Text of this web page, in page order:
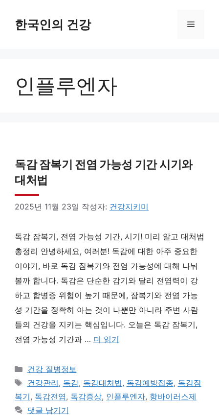
한국인의 건강 메
인플루엔자
독감 잠복기 전염 가능성 기간 시기와
대처법
2025년 11월 23일 작성자: 건강지키미
독감 잠복기, 전염 가능성 기간, 시기! 미리 알고 대처법
총정리 안녕하세요, 여러분! 독감에 대한 아주 중요한
이야기, 바로 독감 잠복기와 전염 가능성에 대해 나눠
볼까 합니다. 독감은 단순한 감기와 달리 전염력이 강
하고 합병증 위험이 높기 때문에, 잠복기와 전염 가능
성 기간을 정확히 아는 것이 나뿐만 아니라 주변 사람
들의 건강을 지키는 핵심입니다. 오늘은 독감 잠복기,
전염 가능성 기간과 … 더 읽기
카
테
고
리
건강 질병정보
태
그
건강관리, 독감, 독감대처법, 독감예방접종, 독감잠
복기, 독감전염, 독감증상, 인플루엔자, 항바이러스제
댓글 남기기